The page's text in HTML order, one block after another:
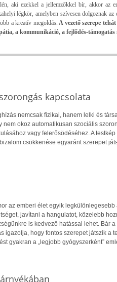
aki ezekkel a jellemzőkkel bír, akkor az
légkör, amelyben szívesen dolgoznak az
a kreatív megoldás. A vezető szerepe
a kommunikáció, a fejlődés-
kapcsolata
nemcsak fizikai, hanem lelki és
nem okoz automatikusan szociális
vagy felerősödéséhez. A
csökkenése egyaránt szerepet
az emberi élet egyik
javítani a hangulatot, közelebb
is kedvező hatással lehet. Bár
igazolja, hogy fontos szerepet játszik a
gyakran a „legjobb gyógyszerként”